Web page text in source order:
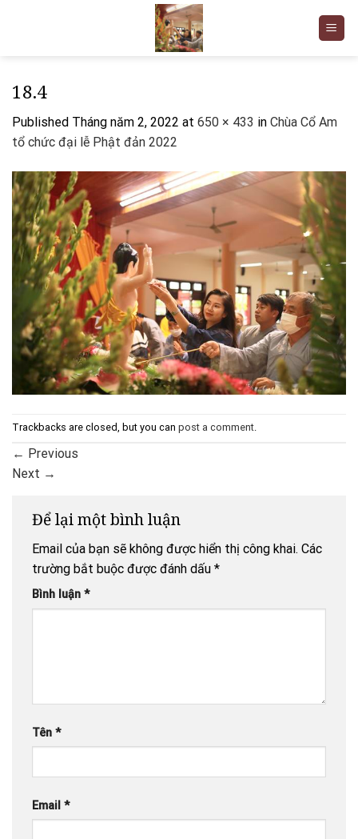
18.4
Published Tháng năm 2, 2022 at 650 × 433 in Chùa Cổ Am
tổ chức đại lễ Phật đản 2022
Trackbacks are closed, but you can post a comment.
← Previous
Next →
Để lại một bình luận
Email của bạn sẽ không được hiển thị công khai. Các
trường bắt buộc được đánh dấu *
Bình luận *
Tên *
Email *